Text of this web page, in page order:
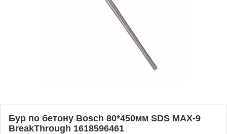
Бур по бетону Bosch 80*450мм SDS MAX-9
BreakThrough 1618596461